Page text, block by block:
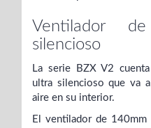
Ventilador
silencioso
La serie BZX V2
ultra silencioso que va
aire en su interior.
El ventilador de 140mm